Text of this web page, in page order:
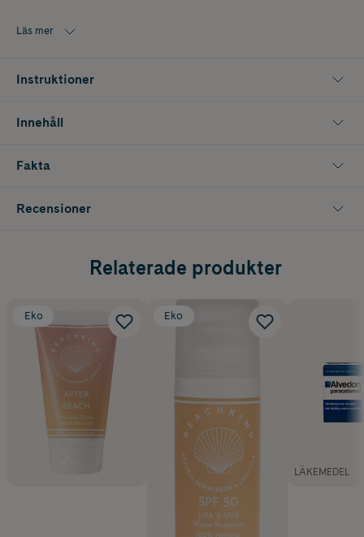
ingredienser lägger sig zinkoxiden som en hinna ovanpå huden för att
reflektera bort både UVA- och UVB-strålar innan de går in i huden.
Beachkinds signaturdoft är en solig doft av främst vanilj, freesia och
apelsinblom. Doftblandningen betecknas som parfym i
Läs mer
Instruktioner
Innehåll
Fakta
Recensioner
Relaterade produkter
Eko Eko
LÄKEMEDEL